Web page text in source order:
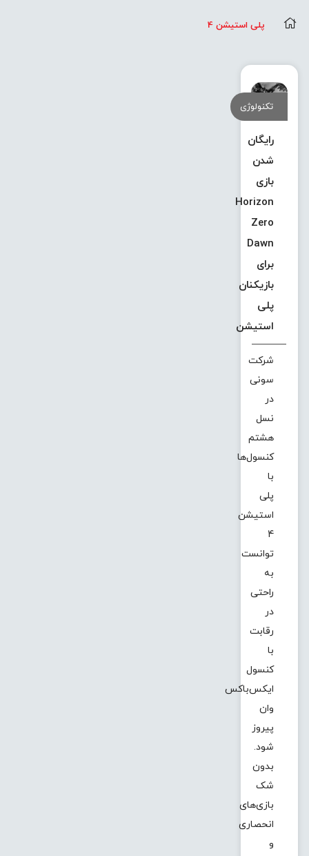
پلی استیشن 4
تکنولوژی
رایگان
شدن
بازی
Horizon
Zero
Dawn
برای
بازیکنان
پلی
استیشن
شرکت
سونی
در
نسل
هشتم
کنسول‌ها
با
پلی
استیشن
4
توانست
به
راحتی
در
رقابت
با
کنسول
ایکس‌باکس
وان
پیروز
شود.
بدون
شک
بازی‌های
انحصاری
و